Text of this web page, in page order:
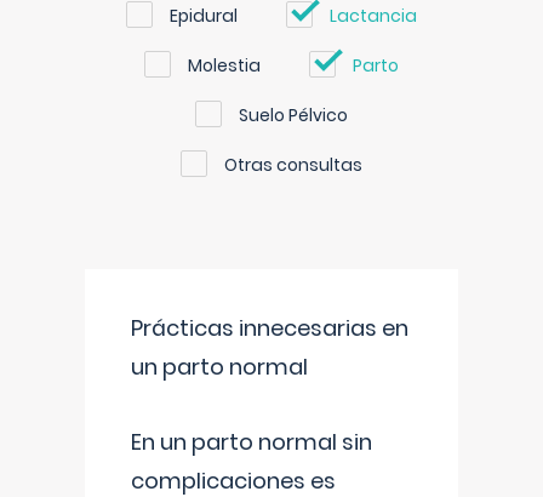
Epidural Lactancia
Molestia Parto
Suelo Pélvico
Otras consultas
Prácticas innecesarias en
un parto normal
En un parto normal sin
complicaciones es